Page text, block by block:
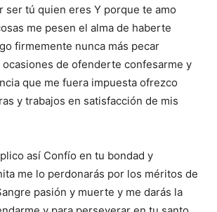
ser tú quien eres Y porque te amo
me pesen el alma de haberte
firmemente nunca más pecar
de ofenderte confesarme y
que me fuera impuesta ofrezco
y trabajos en satisfacción de mis
así Confío en tu bondad y
me lo perdonarás por los méritos de
pasión y muerte y me darás la